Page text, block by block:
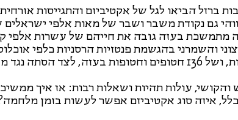
חרבות ברזל הביאו לגל של אקטיביזם והתגייסות
זוהי גם נקודת משבר ושבר של מאות אלפי ישראלים
מתמשכת בעזה גובה את חייהם של עשרות אלפי
והשמרני בהגשמת פנטזיות הרסניות כלפי
ובמיוחד כנגד פלסטינים.ות, ושל 136 חטופים וחטופות בעזה, לצד
עולות תהיות ושאלות רבות: אז איך
איזה סוג אקטיביזם אפשר לעשות בזמן